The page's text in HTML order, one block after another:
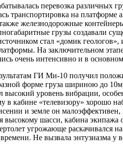
перевозка различных
транспортировка на платформе
железнодорожные
грузы создавали
стал «домик
На заключительном
очень интенсивно и в
ГИ Ми-10 получил
форме груза шириною до
высокий уровень вибрации,
в кабине «телевизору» хорошо
и земле он
высокому шасси, кабина экипажа
угрожающе раскачивался
времени. Не вызвала энтузиазма